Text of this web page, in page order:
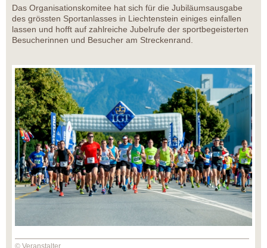
Das Organisationskomitee hat sich für die Jubiläumsausgabe
des grössten Sportanlasses in Liechtenstein einiges einfallen
lassen und hofft auf zahlreiche Jubelrufe der sportbegeisterten
Besucherinnen und Besucher am Streckenrand.